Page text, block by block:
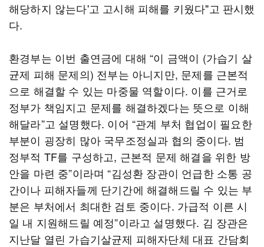
해당하지 않는다'고 고시해 피해를 키웠다"고 판시했
다.
환경부는 이번 출연금에 대해 “이 금액이 (가습기 살
균제 피해 문제의) 전부는 아니지만, 문제를 근본적
으로 해결할 수 있는 마중물 역할이다. 이를 근거로
정부가 책임지고 문제를 해결하겠다는 뜻으로 이해
해달라”고 설명했다. 이어 “관계 부처 협업이 필요한
부분이 굉장히 많아 국무조정실과 협의 중이다. 범
정부적 TF를 구성하고, 근본적 문제 해결을 위한 방
안을 마련 중”이라며 “김성환 장관이 언급한 소통 공
간이나 피해자들께 단기간에 해결해드릴 수 있는 부
분은 부처에서 최대한 검토 중이다. 가급적 이른 시
일 내 지원해드릴 예정”이라고 설명했다. 김 장관은
지난달 열린 가습기살균제 피해자단체 대표 간담회